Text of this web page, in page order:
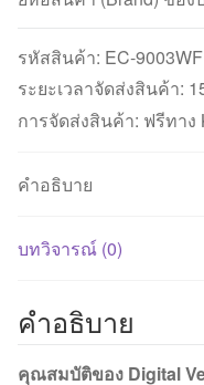
รหัสสินค้า: EC-9003WF
ระยะเวลาจัดส่งสินค้า:
การจัดส่งสินค้า: ฟรีทา
คำอธิบาย
บทวิจารณ์ (0)
คำอธิบาย
คุณสมบัติของ Digital